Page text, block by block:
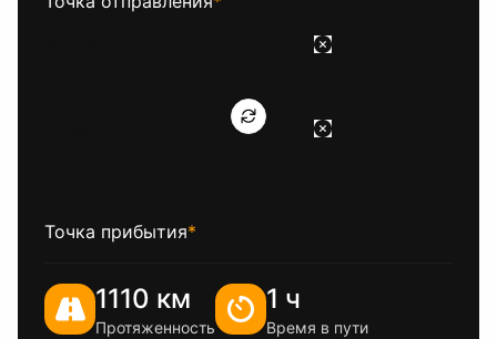
Точка прибытия*
1110 км
Протяженность
1 ч
Время в пути